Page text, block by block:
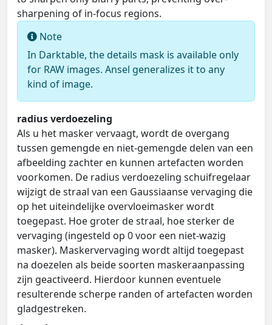
sharpening of in-focus regions.
Note
In Darktable, the details mask is available only
for RAW images. Ansel generalizes it to any
kind of image.
radius verdoezeling
Als u het masker vervaagt, wordt de overgang
tussen gemengde en niet-gemengde delen van een
afbeelding zachter en kunnen artefacten worden
voorkomen. De radius verdoezeling schuifregelaar
wijzigt de straal van een Gaussiaanse vervaging die
op het uiteindelijke overvloeimasker wordt
toegepast. Hoe groter de straal, hoe sterker de
vervaging (ingesteld op 0 voor een niet-wazig
masker). Maskervervaging wordt altijd toegepast
na doezelen als beide soorten maskeraanpassing
zijn geactiveerd. Hierdoor kunnen eventuele
resulterende scherpe randen of artefacten worden
gladgestreken.